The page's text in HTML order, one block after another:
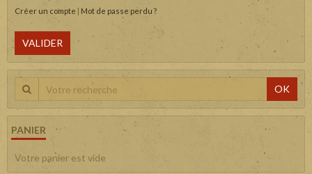
Créer un compte Mot de passe perdu ?
VALIDER
OK
PANIER
Votre panier est vide